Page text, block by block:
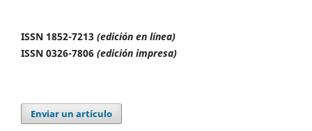
ISSN 1852-7213 (edición en línea)
ISSN 0326-7806 (edición impresa)
Enviar un artículo